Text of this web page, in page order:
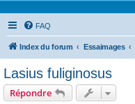
FAQ
Index du forum Essaimages
Lasius fuliginosus
Répondre